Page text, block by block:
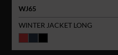
WJ65
WINTER JACKET LONG